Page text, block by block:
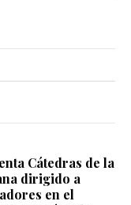
Cátedras de la
dirigido a
en el